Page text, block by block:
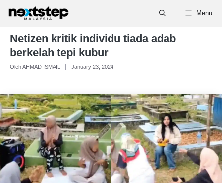
Skip
content
Menu
Netizen kritik individu tiada adab
berkelah tepi kubur
Oleh AHMAD ISMAIL January 23, 2024